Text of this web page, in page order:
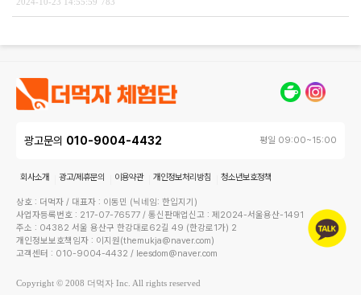
광고문의 010-9004-4432 평일 09:00~15:00
회사소개 광고/제휴문의 이용약관 개인정보처리방침 청소년보호정책
상호 : 더먹자 / 대표자 : 이동민 (닉네임: 한입지기)
사업자등록번호 : 217-07-76577 / 통신판매업신고 : 제2024-서울용산-1491
주소 : 04382 서울 용산구 한강대로62길 49 (한강로1가) 2
개인정보보호책임자 : 이지원(themukja@naver.com)
고객센터 : 010-9004-4432 / leesdom@naver.com
Copyright © 2008 더먹자 Inc. All rights reserved